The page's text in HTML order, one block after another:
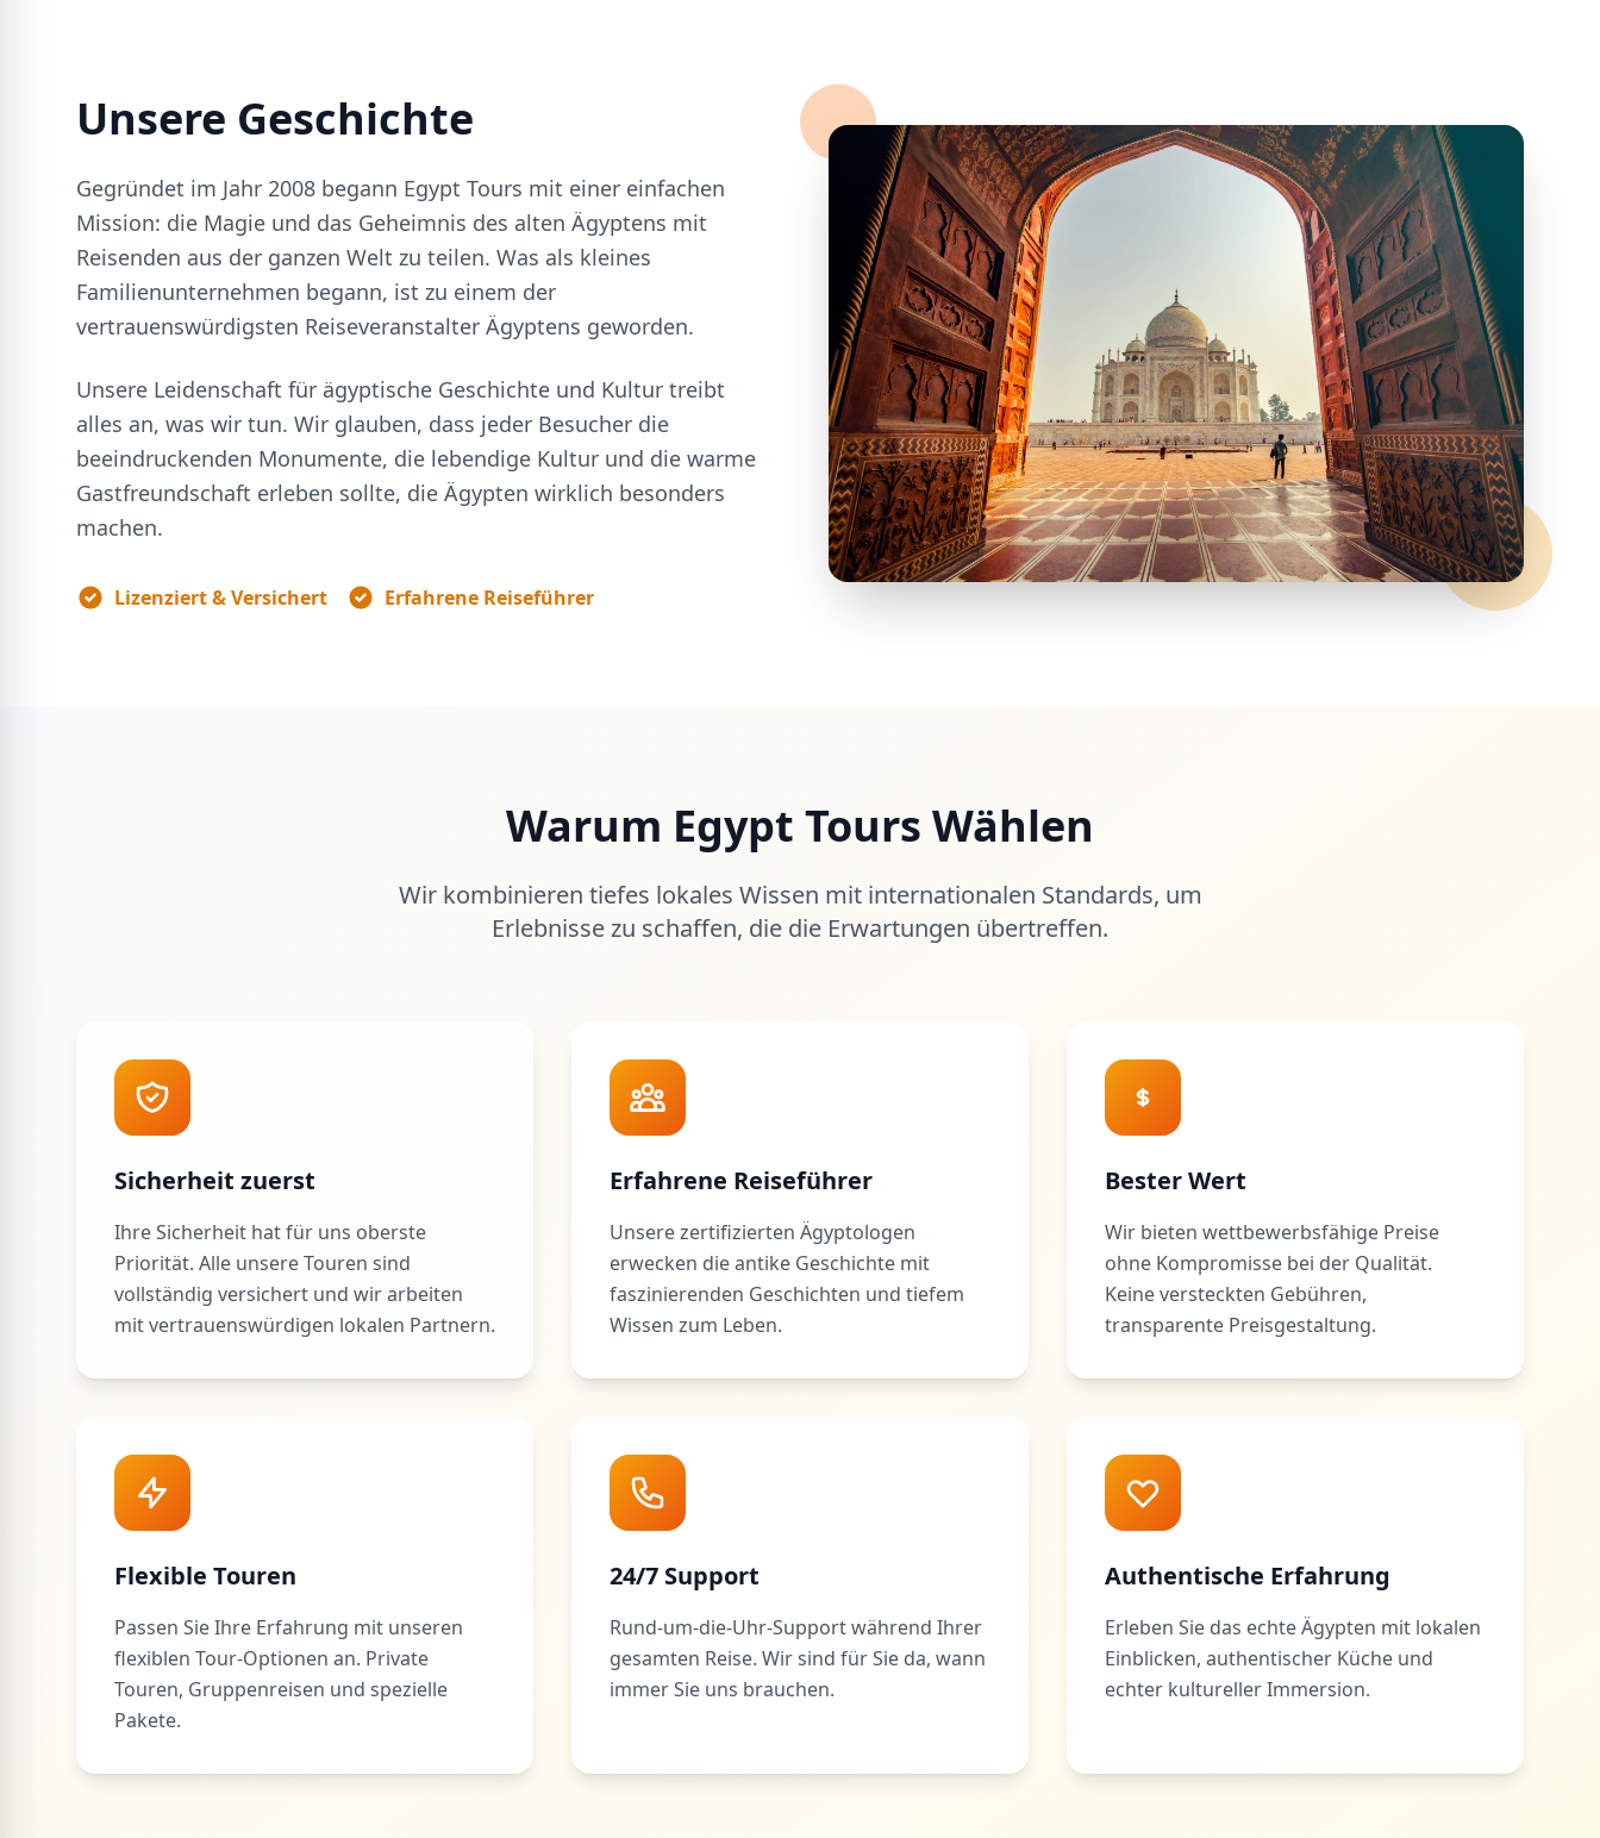
Unsere Geschichte
Gegründet im Jahr 2008 begann Egypt Tours mit einer einfachen
Mission: die Magie und das Geheimnis des alten Ägyptens mit
Reisenden aus der ganzen Welt zu teilen. Was als kleines
Familienunternehmen begann, ist zu einem der
vertrauenswürdigsten Reiseveranstalter Ägyptens geworden.
Unsere Leidenschaft für ägyptische Geschichte und Kultur treibt
alles an, was wir tun. Wir glauben, dass jeder Besucher die
beeindruckenden Monumente, die lebendige Kultur und die warme
Gastfreundschaft erleben sollte, die Ägypten wirklich besonders
machen.
Lizenziert & Versichert Erfahrene Reiseführer
Warum Egypt Tours Wählen
Wir kombinieren tiefes lokales Wissen mit internationalen Standards, um
Erlebnisse zu schaffen, die die Erwartungen übertreffen.
Sicherheit zuerst
Ihre Sicherheit hat für uns oberste
Priorität. Alle unsere Touren sind
vollständig versichert und wir arbeiten
mit vertrauenswürdigen lokalen Partnern.
Erfahrene Reiseführer
Unsere zertifizierten Ägyptologen
erwecken die antike Geschichte mit
faszinierenden Geschichten und tiefem
Wissen zum Leben.
Bester Wert
Wir bieten wettbewerbsfähige Preise
ohne Kompromisse bei der Qualität.
Keine versteckten Gebühren,
transparente Preisgestaltung.
Flexible Touren
Passen Sie Ihre Erfahrung mit unseren
flexiblen Tour-Optionen an. Private
Touren, Gruppenreisen und spezielle
Pakete.
24/7 Support
Rund-um-die-Uhr-Support während Ihrer
gesamten Reise. Wir sind für Sie da, wann
immer Sie uns brauchen.
Authentische Erfahrung
Erleben Sie das echte Ägypten mit lokalen
Einblicken, authentischer Küche und
echter kultureller Immersion.